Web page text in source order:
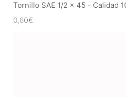
Tornillo SAE 1/2 x 45 - Calidad
0,60€